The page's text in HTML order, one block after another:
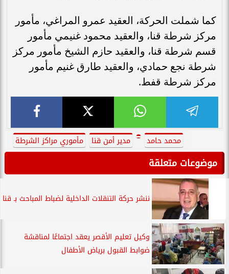
كما شملت الحركة، العقيد عمرو المراغي، مأمور
مركز شرطة قنا، والعقيد محمود غنيمي مأمور
قسم شرطة قنا، والعقيد حازم الشيخ مأمور مركز
شرطة نجع حمادي، والعقيد طارق غنيم مأمور
مركز شرطة قفط.
محمد حامد مدير أمن قنا مأموري مراكز الشرطة
موضوعات متعلقة
ننشر حركة التنقلات الداخلية لضباط المباحث بـ قنا
وكيل تعليم الأقصر يعقد اجتماعًا لمناقشة
ضوابط القبول برياض الأطفال